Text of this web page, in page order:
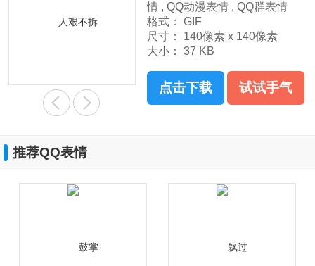
情 , QQ动漫表情 , QQ群表情
格式：
GIF
尺寸：
140像素 x 140像素
大小：
37 KB
点击下载 试试手气
推荐QQ表情